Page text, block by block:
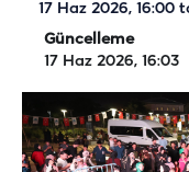
17 Haz 2026, 16:00
Güncelleme
17 Haz 2026, 16:03